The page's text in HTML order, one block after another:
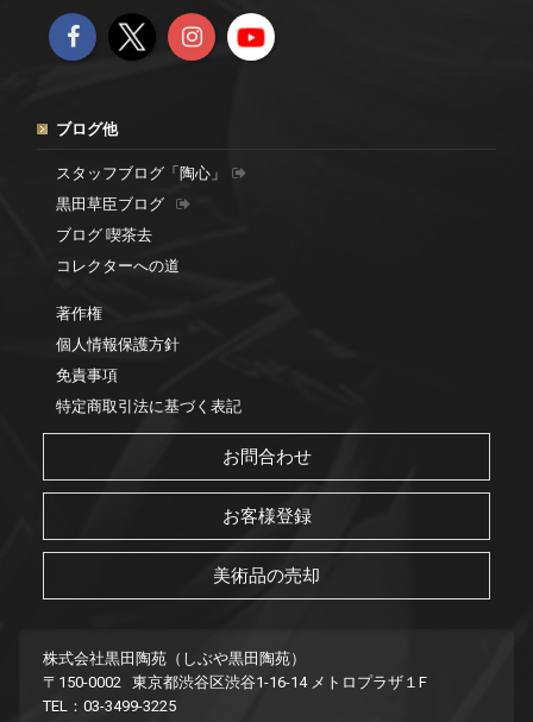
ブログ他
スタッフブログ「陶心」
黒田草臣ブログ
ブログ 喫茶去
コレクターへの道
著作権
個人情報保護方針
免責事項
特定商取引法に基づく表記
お問合わせ
お客様登録
美術品の売却
株式会社黒田陶苑（しぶや黒田陶苑）
〒150-0002 東京都渋谷区渋谷1-16-14 メトロプラザ１F
TEL：03-3499-3225